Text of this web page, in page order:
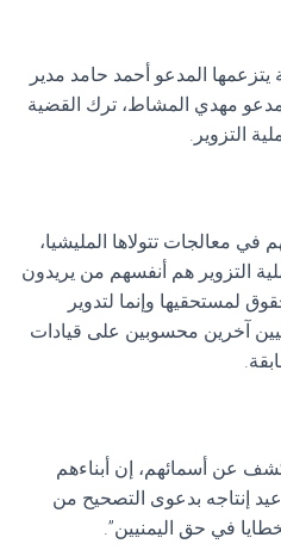
المدعو أحمد حامد مدير
مهدي المشاط، ترك القضية
التزوير.
في معالجات تتولاها المليشيا،
التزوير هم أنفسهم من يريدون
لمستحقيها وإنما لتدوير
آخرين محسوبين على قيادات
عن أسمائهم، إن أبناءهم
إنتاجه بدعوى التصحيح من
في حق اليمنيين”.